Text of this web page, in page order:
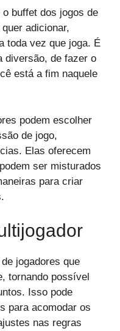
buffet dos jogos de
adicionar,
toda vez que joga. É
diversão, de fazer o
está a fim naquele
podem escolher
de jogo,
Elas oferecem
ser misturados
para criar
jogadores que
tornando possível
Isso pode
para acomodar os
nas regras